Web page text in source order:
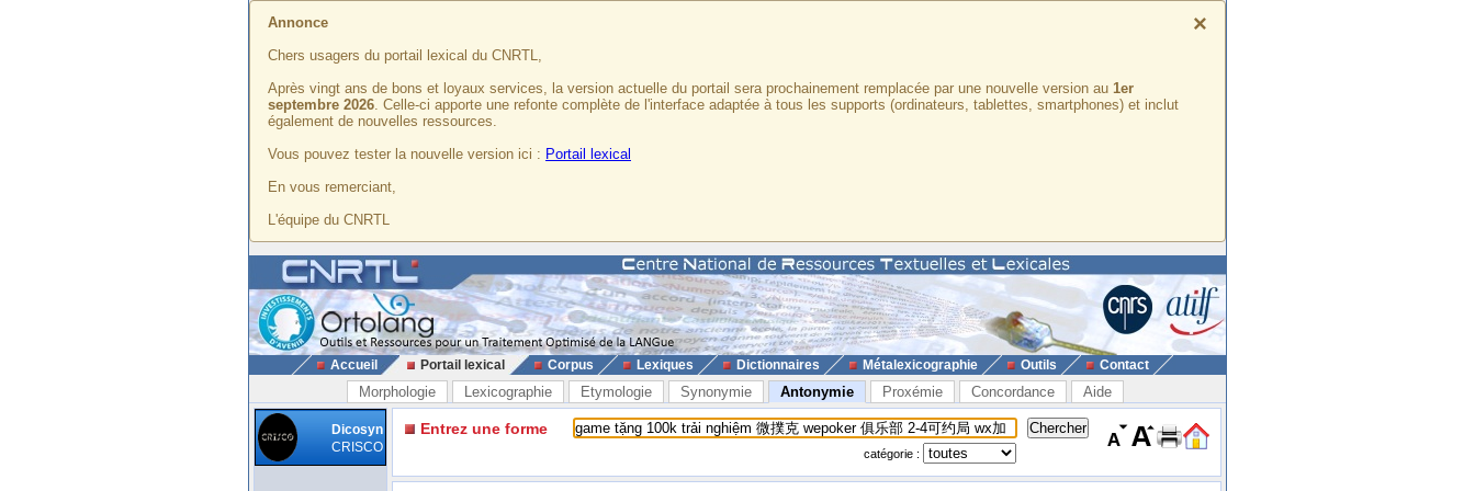
×
Annonce
Chers usagers du portail lexical du CNRTL,
Après vingt ans de bons et loyaux services, la version actuelle du portail sera prochainement remplacée par une nouvelle version au 1er
septembre 2026. Celle-ci apporte une refonte complète de l'interface adaptée à tous les supports (ordinateurs, tablettes, smartphones) et inclut
également de nouvelles ressources.
Vous pouvez tester la nouvelle version ici : Portail lexical
En vous remerciant,
L'équipe du CNRTL
Accueil Portail lexical Corpus Lexiques Dictionnaires Métalexicographie Outils Contact
Morphologie Lexicographie Etymologie Synonymie Antonymie Proxémie Concordance Aide
Dicosyn
CRISCO
Entrez une forme
catégorie :